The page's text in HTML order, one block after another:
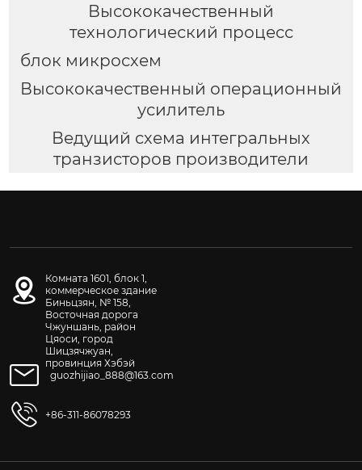
Высококачественный
технологический процесс
блок микросхем
Высококачественный операционный
усилитель
Ведущий схема интегральных
транзисторов производители
Комната 1601, блок 1,
коммерческое здание
Биньцзян, № 158,
Восточная дорога
Чжуншань, район
Цяоси, город
Шицзячжуан,
провинция Хэбэй
guozhijiao_888@163.com
+86-311-86078293